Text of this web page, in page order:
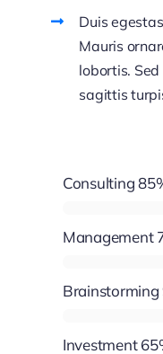
Duis
Mauris
lobortis.
sagittis
Consulting
Management
Brainstorming
Investment